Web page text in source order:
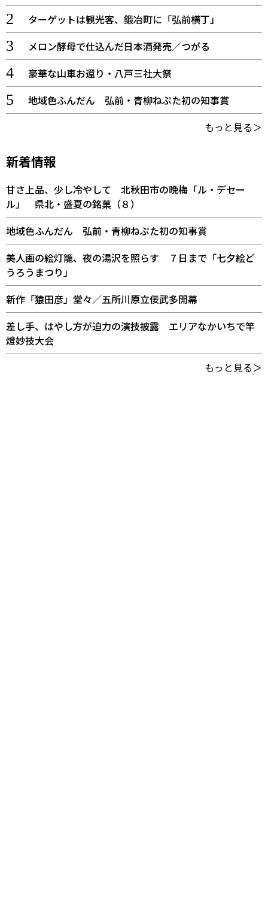
ターゲットは観光客、鍛冶町に「弘前横丁」
メロン酵母で仕込んだ日本酒発売／つがる
豪華な山車お還り・八戸三社大祭
地域色ふんだん 弘前・青柳ねぷた初の知事賞
もっと見る＞
新着情報
甘さ上品、少し冷やして 北秋田市の晩梅「ル・デセー
ル」 県北・盛夏の銘菓（８）
地域色ふんだん 弘前・青柳ねぷた初の知事賞
美人画の絵灯籠、夜の湯沢を照らす ７日まで「七夕絵ど
うろうまつり」
新作「猿田彦」堂々／五所川原立佞武多開幕
差し手、はやし方が迫力の演技披露 エリアなかいちで竿
燈妙技大会
もっと見る＞